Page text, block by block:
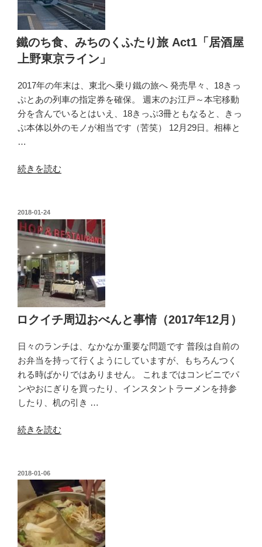
鐵のち食、みちのくふたり旅 Act1「居酒屋
上野東京ライン」
2017年の年末は、東北へ乗り鐵の旅へ 発売早々、18きっ
ぷとあの列車の指定券を確保。 週末のお江戸～本宅移動
分を含んでいるとはいえ、18きっぷ3冊ともなると、きっ
ぷ本体以外のモノが相当です（苦笑） 12月29日。相棒と
…
“鐵
食、
み
ち
の
く
ふ
た
り
旅
酒
屋
上
野
東
ラ
の
続きを読む
投
稿
日:
2018-01-24
ロクイチ周辺おべんと事情（2017年12月）
日々のランチは、なかなか重要な問題です 普段は自前の
お弁当を持って行くようにしていますが、もちろんつく
れる時ばかりではありません。 これまではコンビニでパ
ンやおにぎりを買ったり、インスタントラーメンを持参
したり、机の引き …
“ロ
チ
周
辺
お
べ
ん
続きを読む
投
2018-01-06